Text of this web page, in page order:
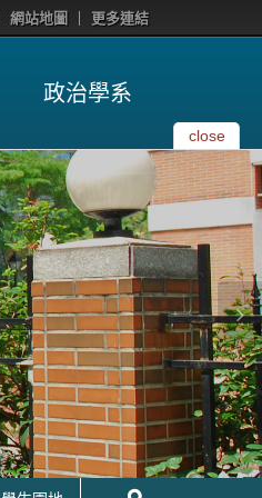
網站地圖 更多連結
政治學系
close